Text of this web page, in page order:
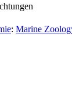
: Marine